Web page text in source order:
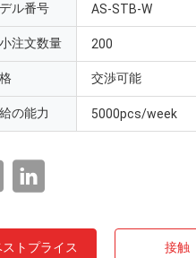
ル番号 AS-STB-W
注文数量 200
交渉可能
の能力 5000pcs/week
ストプライス 接触